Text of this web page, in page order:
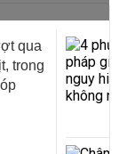
qua
trong